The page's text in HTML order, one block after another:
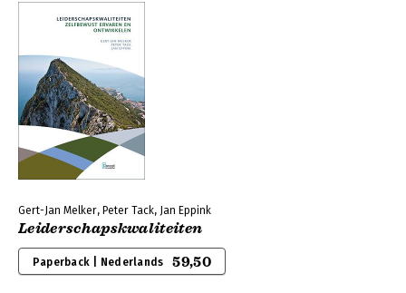
Gert-Jan Melker, Peter Tack, Jan Eppink
Leiderschapskwaliteiten
Paperback | Nederlands 59,50